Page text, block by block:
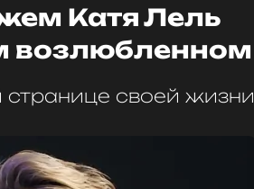
Катя Лель
возлюбленном
своей жизни